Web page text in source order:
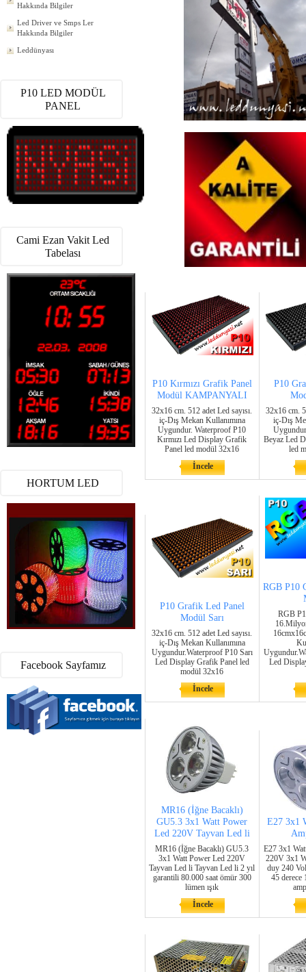
Hakkında Bilgiler
Led Driver ve Smps Ler
Hakkında Bilgiler
Leddünyası
P10 LED MODÜL
PANEL
Cami Ezan Vakit Led
Tabelası
HORTUM LED
Facebook Sayfamız
P10 Kırmızı Grafik Panel
Modül KAMPANYALI
32x16 cm. 512 adet Led sayısı.
iç-Dış Mekan Kullanımına
Uygundur. Waterproof P10
Kırmızı Led Display Grafik
Panel led modül 32x16
İncele
P10
32x16 cm.
iç-Dış
Beyaz Led
led
P10 Grafik Led Panel
Modül Sarı
32x16 cm. 512 adet Led sayısı.
iç-Dış Mekan Kullanımına
Uygundur.Waterproof P10 Sarı
Led Display Grafik Panel led
modül 32x16
İncele
RGB P10
RGB
Led
MR16 (İğne Bacaklı)
GU5.3 3x1 Watt Power
Led 220V Tayvan Led li
MR16 (İğne Bacaklı) GU5.3
3x1 Watt Power Led 220V
Tayvan Led li Tayvan Led li 2 yıl
garantili 80.000 saat ömür 300
lümen ışık
İncele
E27 3x1
E27 3x1
220V 3x1
duy 240
45 derece